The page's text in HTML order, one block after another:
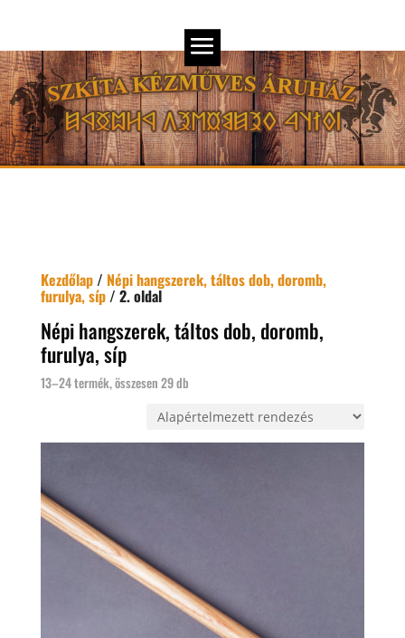
Kezdőlap/ Népi hangszerek, táltos dob, doromb,
furulya, síp/ 2. oldal
Népi hangszerek, táltos dob, doromb,
furulya, síp
13–24 termék, összesen 29 db